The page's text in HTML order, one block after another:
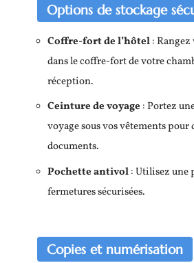
Options de stockage
Coffre-fort de l’hôtel:
dans le coffre-fort de votre
réception.
Ceinture de voyage : Portez
voyage sous vos vêtements
documents.
Pochette antivol: Utilisez une
fermetures sécurisées.
Copies et numérisation